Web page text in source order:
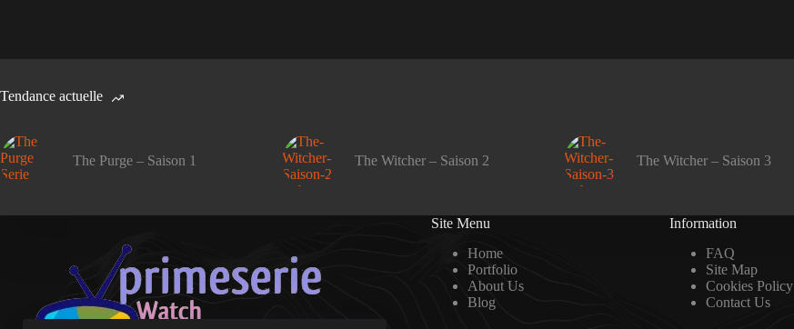
Tendance actuelle
The Purge – Saison 1 The Witcher – Saison 2 The Witcher – Saison 3
Site Menu
Home
Portfolio
About Us
Blog
Information
FAQ
Site Map
Cookies Policy
Contact Us